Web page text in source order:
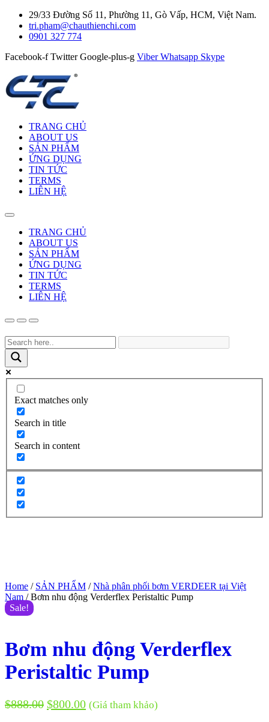
29/33 Đường Số 11, Phường 11, Gò Vấp, HCM, Việt Nam.
tri.pham@chauthienchi.com
0901 327 774
Facebook-f Twitter Google-plus-g Viber Whatsapp Skype
TRANG CHỦ
ABOUT US
SẢN PHẨM
ỨNG DỤNG
TIN TỨC
TERMS
LIÊN HỆ
TRANG CHỦ
ABOUT US
SẢN PHẨM
ỨNG DỤNG
TIN TỨC
TERMS
LIÊN HỆ
Exact matches only
Search in title
Search in content
Home / SẢN PHẨM /Nhà phân phối bơm VERDEER tại Việt
Nam / Bơm nhu động Verderflex Peristaltic Pump
Sale!
Bơm nhu động Verderflex
Peristaltic Pump
$888.00 $800.00 (Giá tham khảo)